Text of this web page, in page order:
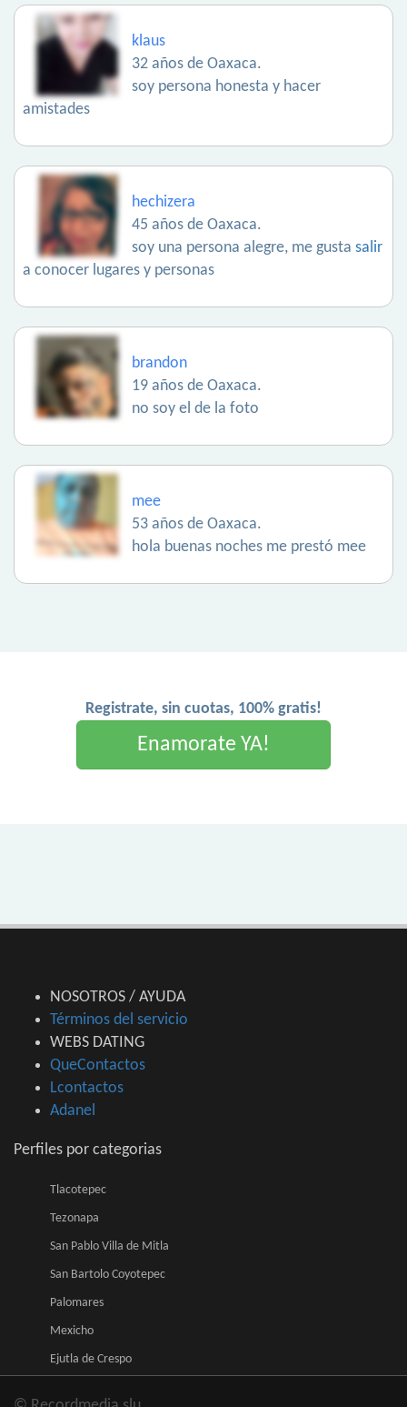
klaus
32 años de Oaxaca.
soy persona honesta y hacer
amistades
hechizera
45 años de Oaxaca.
soy una persona alegre, me gusta salir
a conocer lugares y personas
brandon
19 años de Oaxaca.
no soy el de la foto
mee
53 años de Oaxaca.
hola buenas noches me prestó mee
Registrate, sin cuotas, 100% gratis!
Enamorate YA!
NOSOTROS / AYUDA
Términos del servicio
WEBS DATING
QueContactos
Lcontactos
Adanel
Perfiles por categorias
Tlacotepec
Tezonapa
San Pablo Villa de Mitla
San Bartolo Coyotepec
Palomares
Mexicho
Ejutla de Crespo